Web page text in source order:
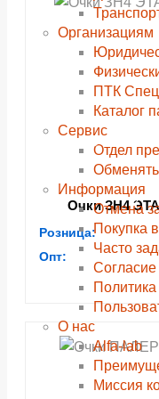
Организациям
ПТК
Каталог
Сервис
Отдел
Информация
Отмена
Покупка
Часто
О нас
Alfa-lab
Миссия
Очки ЗН4
Розница:
Опт: